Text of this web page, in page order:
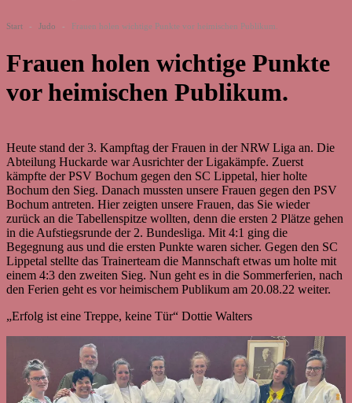
Start - Judo - Frauen holen wichtige Punkte vor heimischen Publikum.
Frauen holen wichtige Punkte
vor heimischen Publikum.
Heute stand der 3. Kampftag der Frauen in der NRW Liga an. Die
Abteilung Huckarde war Ausrichter der Ligakämpfe. Zuerst
kämpfte der PSV Bochum gegen den SC Lippetal, hier holte
Bochum den Sieg. Danach mussten unsere Frauen gegen den PSV
Bochum antreten. Hier zeigten unsere Frauen, das Sie wieder
zurück an die Tabellenspitze wollten, denn die ersten 2 Plätze gehen
in die Aufstiegsrunde der 2. Bundesliga. Mit 4:1 ging die
Begegnung aus und die ersten Punkte waren sicher. Gegen den SC
Lippetal stellte das Trainerteam die Mannschaft etwas um holte mit
einem 4:3 den zweiten Sieg. Nun geht es in die Sommerferien, nach
den Ferien geht es vor heimischem Publikum am 20.08.22 weiter.
„Erfolg ist eine Treppe, keine Tür“ Dottie Walters